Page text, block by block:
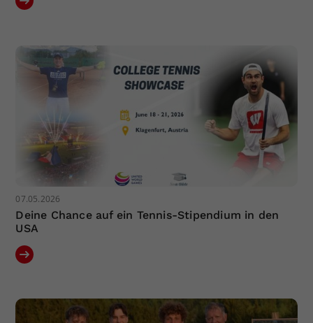
07.05.2026
Deine Chance auf ein Tennis-Stipendium in den
USA